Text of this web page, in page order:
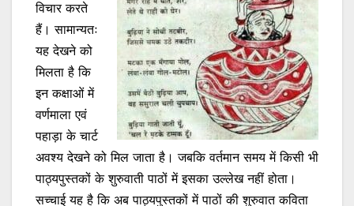
विचार करते
हैं। सामान्यतः
यह देखने को
मिलता है कि
इन कक्षाओं में
वर्णमाला एवं
पहाड़ा के चार्ट
अवश्य देखने को मिल जाता है। जबकि वर्तमान समय में किसी भी
पाठ्यपुस्तकों के शुरुवाती पाठों में इसका उल्लेख नहीं होता।
सच्चाई यह है कि अब पाठ्यपुस्तकों में पाठों की शुरुवात कविता